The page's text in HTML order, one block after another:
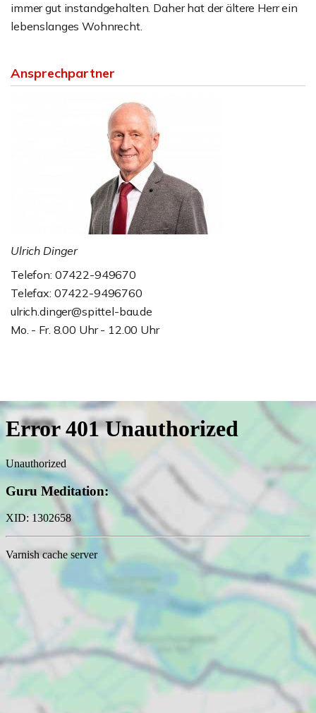
immer gut instandgehalten. Daher hat der ältere Herr ein
lebenslanges Wohnrecht.
Ansprechpartner
Ulrich Dinger
Telefon: 07422-949670
Telefax: 07422-9496760
ulrich.dinger@spittel-bau.de
Mo. - Fr. 8.00 Uhr - 12.00 Uhr